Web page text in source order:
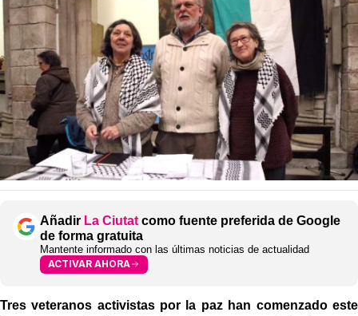
Añadir La Ciutat como fuente preferida de Google
de forma gratuita
Mantente informado con las últimas noticias de actualidad
ACTIVAR AHORA
Tres veteranos activistas por la paz han comenzado este